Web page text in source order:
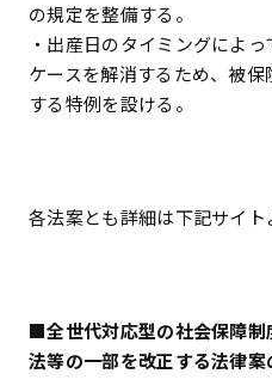
の規定を整備する。
・出産日のタイミングによ
ケースを解消するため、被
する特例を設ける。
各法案とも詳細は下記サイト
■全世代対応型の社会保障
法等の一部を改正する法律案